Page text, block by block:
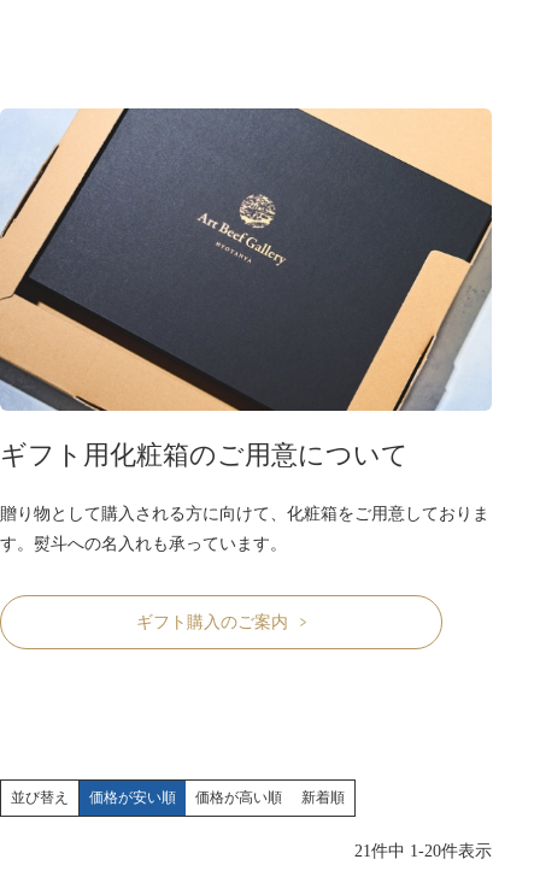
ギフト用化粧箱のご用意について
贈り物として購入される方に向けて、化粧箱をご用意しておりま
す。熨斗への名入れも承っています。
ギフト購入のご案内
並び替え 価格が安い順 価格が高い順 新着順
21 件中 1 -20件表示